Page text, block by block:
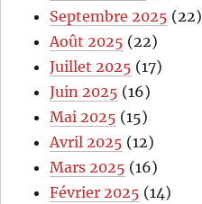
Septembre 2025 (22)
Août 2025 (22)
Juillet 2025 (17)
Juin 2025 (16)
Mai 2025 (15)
Avril 2025 (12)
Mars 2025 (16)
Février 2025 (14)